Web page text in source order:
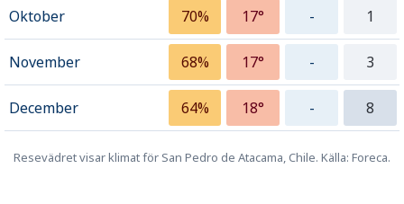
Oktober 70% 17° - 1
November 68% 17° - 3
December 64% 18° - 8
Resevädret visar klimat för San Pedro de Atacama, Chile. Källa: Foreca.